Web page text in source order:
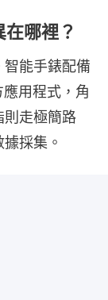
哪裡？
能手錶配備
用程式，角
則走極簡路
採集。